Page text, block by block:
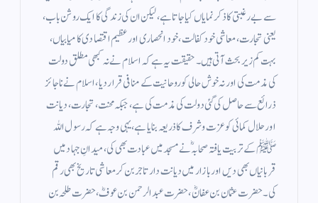
سے بے رغبتی کا ذکر نمایاں کیا جاتا ہے، لیکن ان کی زندگی کا ایک روشن باب،
یعنی تجارت، معاشی خود کفالت، خود انحصاری اور عظیم اقتصادی کامیابیاں،
بہت کم زیر بحث آتی ہیں۔ حقیقت یہ ہے کہ اسلام نے نہ کبھی مطلق دولت
کی مذمت کی اور نہ خوش حالی کو روحانیت کے منافی قرار دیا، اسلام نے ناجائز
ذرائع سے حاصل کی گئی دولت کی مذمت کی ہے، جبکہ محنت، تجارت، دیانت
اور حلال کمائی کو عزت وشرف کا ذریعہ بنایا ہے، یہی وجہ ہے کہ رسول اللہ
ﷺ کے تربیت یافتہ صحابہؓ نے مسجد میں عبادت بھی کی، میدانِ جہاد میں
قربانیاں بھی دیں اور بازار میں دیانت دار تاجر بن کر معاشی تاریخ بھی رقم
کی۔ حضرت عثمان بن عفانؓ، حضرت عبدالرحمن بن عوفؓ، حضرت طلحہ بن